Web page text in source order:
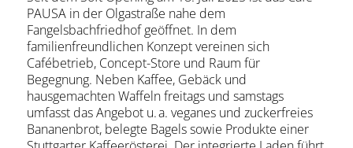
PAUSA in der Olgastraße nahe dem
Fangelsbachfriedhof geöffnet. In dem
familienfreundlichen Konzept vereinen sich
Cafébetrieb, Concept-Store und Raum für
Begegnung. Neben Kaffee, Gebäck und
hausgemachten Waffeln freitags und samstags
umfasst das Angebot u. a. veganes und zuckerfreies
Bananenbrot, belegte Bagels sowie Produkte einer